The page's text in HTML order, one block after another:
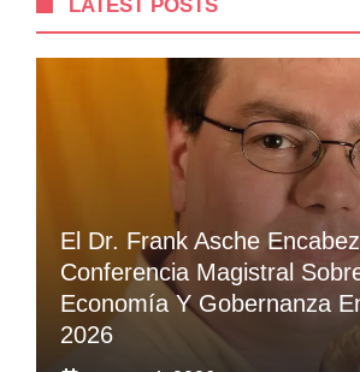
LATEST POSTS
El Dr. Frank Asche
Conferencia Magistral
Economía Y Gobernanza
2026